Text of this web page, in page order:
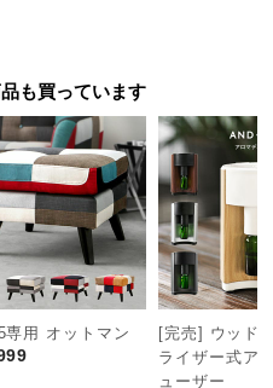
も買っています
専用 オットマン
[完売] ウッド
ライザー式ア
ューザー